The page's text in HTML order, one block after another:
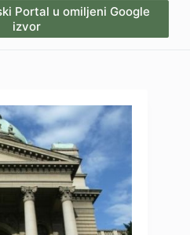
Portal u omiljeni Google
izvor